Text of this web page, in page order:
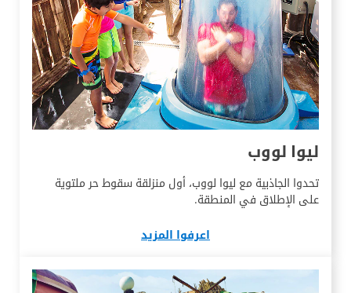
ليوا لووب
تحدوا الجاذبية مع ليوا لووب، أول منزلقة سقوط حر ملتوية
على الإطلاق في المنطقة.
اعرفوا المزيد